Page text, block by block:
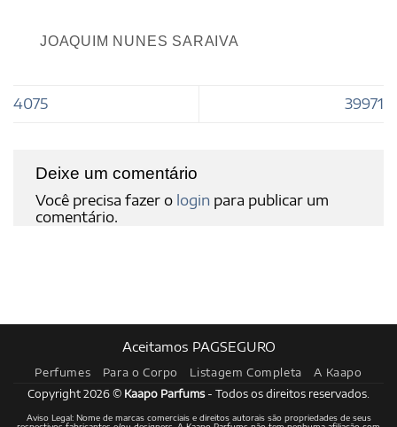
JOAQUIM NUNES SARAIVA
4075 39971
Deixe um comentário
Você precisa fazer o login para publicar um
comentário.
Aceitamos PAGSEGURO
Perfumes Para o Corpo Listagem Completa A Kaapo
Copyright 2026 © Kaapo Parfums- Todos os direitos reservados.
Aviso Legal: Nome de marcas comerciais e direitos autorais são propriedades de seus